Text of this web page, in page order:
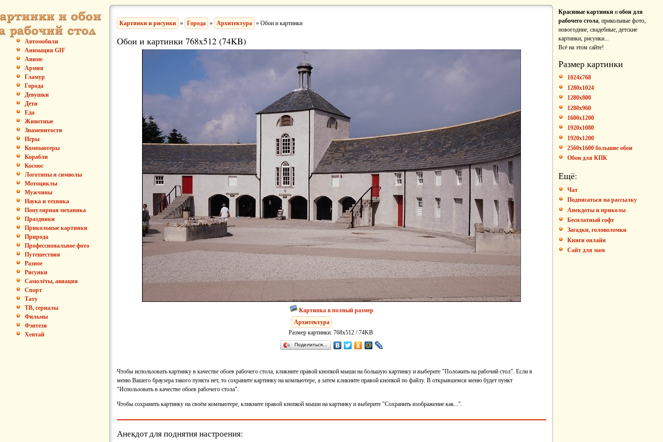
Автомобили
Анимация GIF
Аниме
Армия
Гламур
Города
Девушки
Дети
Еда
Животные
Знаменитости
Игры
Компьютеры
Корабли
Космос
Логотипы и символы
Мотоциклы
Мужчины
Наука и техника
Популярная механика
Праздники
Прикольные картинки
Природа
Профессиональное фото
Путешествия
Разное
Рисунки
Самолёты, авиация
Спорт
Тату
ТВ, сериалы
Фильмы
Фэнтези
Хентай
Картинки и рисунки » Города » Архитектура » Обои и картинки
Обои и картинки 768x512 (74KB)
Картинка в полный размер
Архитектура
Размер картинки: 768x512 / 74KB
Поделиться…
Чтобы использовать картинку в качестве обоев рабочего стола, кликните правой кнопкой мыши на большую картинку и выберите "Положить на рабочий стол". Если в
меню Вашего браузера такого пункта нет, то сохраните картинку на компьютере, а затем кликните правой кнопкой по файлу. В открывшемся меню будет пункт
"Использовать в качестве обоев рабочего стола".
Чтобы сохранить картинку на своём компьютере, кликните правой кнопкой мыши на картинку и выберите "Сохранить изображение как...".
Анекдот для поднятия настроения:
Красивые картинки и обои для
рабочего стола, прикольные фото,
новогодние, свадебные, детские
картинки, рисунки...
Всё на этом сайте!
Размер картинки
1024x768
1280x1024
1280x800
1280x960
1600x1200
1920x1080
1920x1200
2560x1600 большие обои
Обои для КПК
Ещё:
Чат
Подписаться на рассылку
Анекдоты и приколы
Бесплатный софт
Загадки, головоломки
Книги онлайн
Сайт для мам